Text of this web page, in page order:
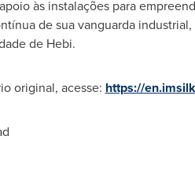
às instalações para
de sua vanguarda
de Hebi.
original, acesse: https://